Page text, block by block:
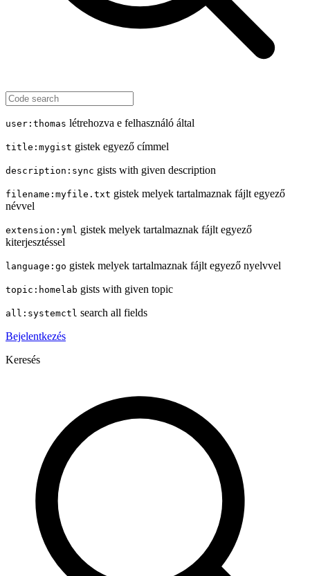
user:thomas létrehozva e felhasználó által
title:mygist gistek egyező címmel
description:sync gists with given description
filename:myfile.txt gistek melyek tartalmaznak fájlt egyező
névvel
extension:yml gistek melyek tartalmaznak fájlt egyező
kiterjesztéssel
language:go gistek melyek tartalmaznak fájlt egyező nyelvvel
topic:homelab gists with given topic
all:systemctl search all fields
Bejelentkezés
Keresés